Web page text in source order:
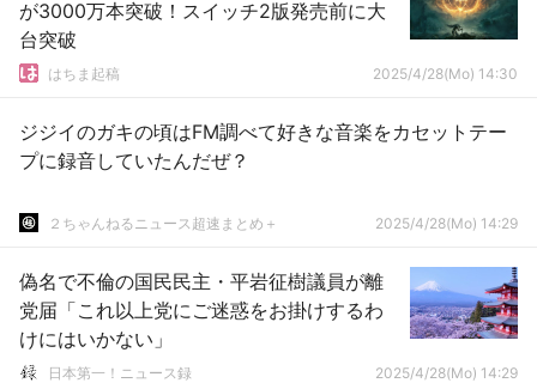
が3000万本突破！スイッチ2版発売前に大
台突破
はちま起稿 2025/4/28(Mo) 14:30
ジジイのガキの頃はFM調べて好きな音楽をカセットテー
プに録音していたんだぜ？
２ちゃんねるニュース超速まとめ＋ 2025/4/28(Mo) 14:29
偽名で不倫の国民民主・平岩征樹議員が離
党届「これ以上党にご迷惑をお掛けするわ
けにはいかない」
日本第一！ニュース録 2025/4/28(Mo) 14:29